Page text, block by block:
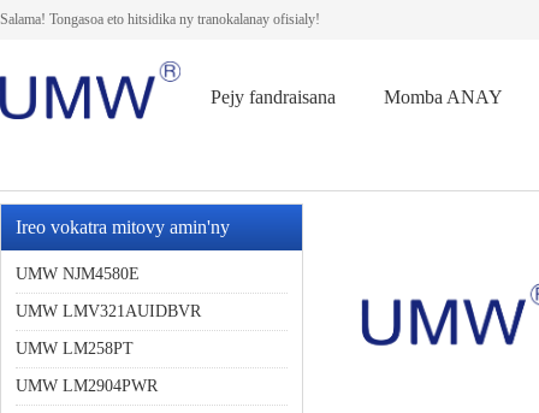
Salama! Tongasoa eto hitsidika ny tranokalanay ofisialy!
Pejy fandraisana Momba ANAY
Ireo vokatra mitovy amin'ny
andiany
UMW NJM4580E
UMW LMV321AUIDBVR
UMW LM258PT
UMW LM2904PWR